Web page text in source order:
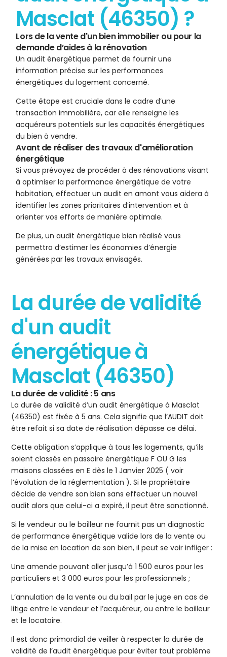
Masclat (46350) ?
Lors de la vente d'un bien immobilier ou pour la
demande d’aides à la rénovation
Un audit énergétique permet de fournir une
information précise sur les performances
énergétiques du logement concerné.
Cette étape est cruciale dans le cadre d’une
transaction immobilière, car elle renseigne les
acquéreurs potentiels sur les capacités énergétiques
du bien à vendre.
Avant de réaliser des travaux d'amélioration
énergétique
Si vous prévoyez de procéder à des rénovations visant
à optimiser la performance énergétique de votre
habitation, effectuer un audit en amont vous aidera à
identifier les zones prioritaires d’intervention et à
orienter vos efforts de manière optimale.
De plus, un audit énergétique bien réalisé vous
permettra d’estimer les économies d’énergie
générées par les travaux envisagés.
La durée de validité
d'un audit
énergétique à
Masclat (46350)
La durée de validité : 5 ans
La durée de validité d’un audit énergétique à Masclat
(46350) est fixée à 5 ans. Cela signifie que l’AUDIT doit
être refait si sa date de réalisation dépasse ce délai.
Cette obligation s’applique à tous les logements, qu’ils
soient classés en passoire énergétique F OU G les
maisons classées en E dès le 1 Janvier 2025 ( voir
l’évolution de la réglementation ). Si le propriétaire
décide de vendre son bien sans effectuer un nouvel
audit alors que celui-ci a expiré, il peut être sanctionné.
Si le vendeur ou le bailleur ne fournit pas un diagnostic
de performance énergétique valide lors de la vente ou
de la mise en location de son bien, il peut se voir infliger :
Une amende pouvant aller jusqu’à 1 500 euros pour les
particuliers et 3 000 euros pour les professionnels ;
L’annulation de la vente ou du bail par le juge en cas de
litige entre le vendeur et l’acquéreur, ou entre le bailleur
et le locataire.
Il est donc primordial de veiller à respecter la durée de
validité de l’audit énergétique pour éviter tout problème